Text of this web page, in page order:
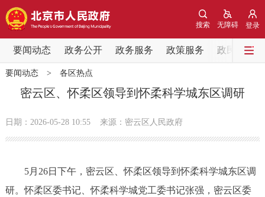
登录
无障碍
搜索
要闻动态 政务公开 政务服务 政策服务 政民互动
要闻动态
党中央精神
政务公开
要闻动态> 各区热点
密云区、怀柔区领导到怀柔科学城东区调研
日期：2026-05-28 10:55 来源：密云区人民政府
5月26日下午，密云区、怀柔区领导到怀柔科学城东区调
研。怀柔区委书记、怀柔科学城党工委书记张强，密云区委